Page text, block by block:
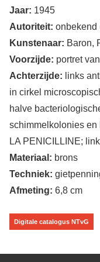
Jaar: 1945
Autoriteit: onbekend
Kunstenaar: Baron,
Voorzijde: portret
Achterzijde: links
in cirkel
halve
schimmelkolonies
LA PENICILLINE;
Materiaal: brons
Techniek:
Afmeting: 6,8 cm
Digitale catalogus NTvG